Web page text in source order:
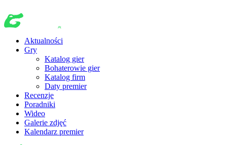
Aktualności
Gry
Katalog gier
Bohaterowie gier
Katalog firm
Daty premier
Recenzje
Poradniki
Wideo
Galerie zdjęć
Kalendarz premier